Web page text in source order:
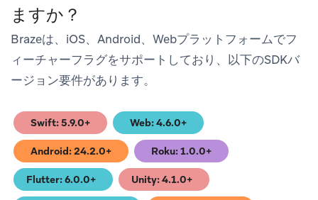
ますか？
Brazeは、iOS、Android、Webプラットフォームでフ
ィーチャーフラグをサポートしており、以下のSDKバ
ージョン要件があります。
Swift: 5.9.0+
(opens in new tab) Web: 4.6.0+
(opens in new tab)
Android: 24.2.0+
(opens in new tab) Roku: 1.0.0+
(opens in new tab)
Flutter: 6.0.0+
(opens in new tab) Unity: 4.1.0+
(opens in new tab)